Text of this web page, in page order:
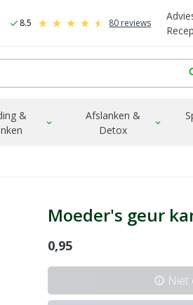
check 8.5 80 reviews
&
expand_more
Afslanken &
Detox
expand_more
Moeder's geur
0,95
info Niet